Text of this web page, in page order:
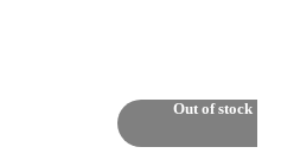
Out of stock